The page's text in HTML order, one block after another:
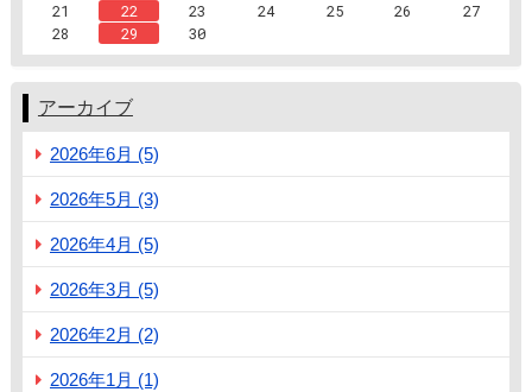
21
22 23 24 25 26
27
28
29 30
アーカイブ
2026年6月 (5)
2026年5月 (3)
2026年4月 (5)
2026年3月 (5)
2026年2月 (2)
2026年1月 (1)